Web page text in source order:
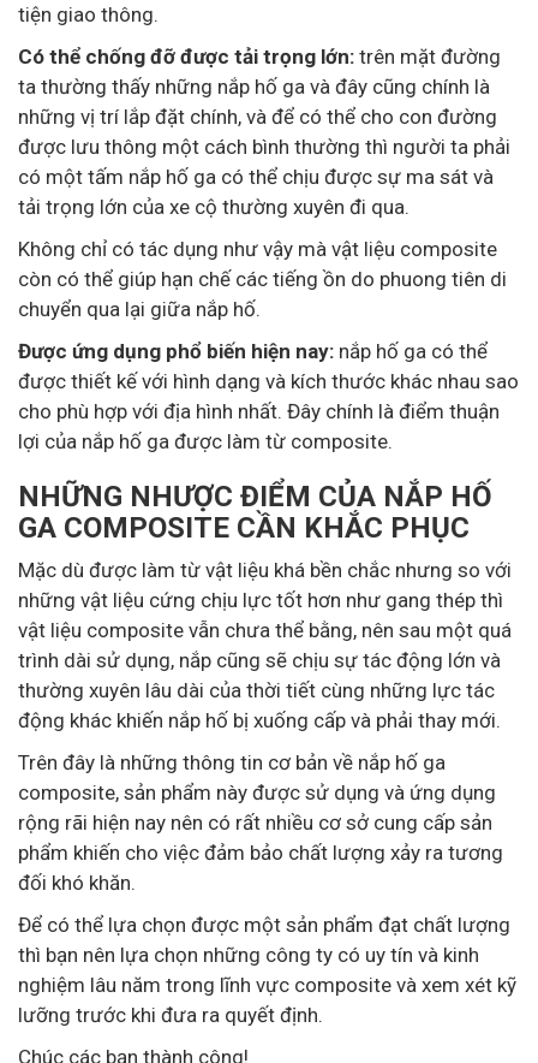
tiện giao thông.
Có thể chống đỡ được tải trọng lớn: trên mặt đường
ta thường thấy những nắp hố ga và đây cũng chính là
những vị trí lắp đặt chính, và để có thể cho con đường
được lưu thông một cách bình thường thì người ta phải
có một tấm nắp hố ga có thể chịu được sự ma sát và
tải trọng lớn của xe cộ thường xuyên đi qua.
Không chỉ có tác dụng như vậy mà vật liệu composite
còn có thể giúp hạn chế các tiếng ồn do phuong tiên di
chuyển qua lại giữa nắp hố.
Được ứng dụng phổ biến hiện nay: nắp hố ga có thể
được thiết kế với hình dạng và kích thước khác nhau sao
cho phù hợp với địa hình nhất. Đây chính là điểm thuận
lợi của nắp hố ga được làm từ composite.
NHỮNG NHƯỢC ĐIỂM CỦA NẮP HỐ
GA COMPOSITE CẦN KHẮC PHỤC
Mặc dù được làm từ vật liệu khá bền chắc nhưng so với
những vật liệu cứng chịu lực tốt hơn như gang thép thì
vật liệu composite vẫn chưa thể bằng, nên sau một quá
trình dài sử dụng, nắp cũng sẽ chịu sự tác động lớn và
thường xuyên lâu dài của thời tiết cùng những lực tác
động khác khiến nắp hố bị xuống cấp và phải thay mới.
Trên đây là những thông tin cơ bản về nắp hố ga
composite, sản phẩm này được sử dụng và ứng dụng
rộng rãi hiện nay nên có rất nhiều cơ sở cung cấp sản
phẩm khiến cho việc đảm bảo chất lượng xảy ra tương
đối khó khăn.
Để có thể lựa chọn được một sản phẩm đạt chất lượng
thì bạn nên lựa chọn những công ty có uy tín và kinh
nghiệm lâu năm trong lĩnh vực composite và xem xét kỹ
lưỡng trước khi đưa ra quyết định.
Chúc các bạn thành công!